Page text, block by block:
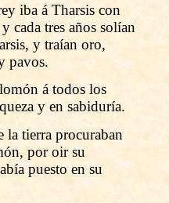
iba á Tharsis con
cada tres años solían
y traían oro,
pavos.
á todos los
y en sabiduría.
la tierra procuraban
por oir su
puesto en su